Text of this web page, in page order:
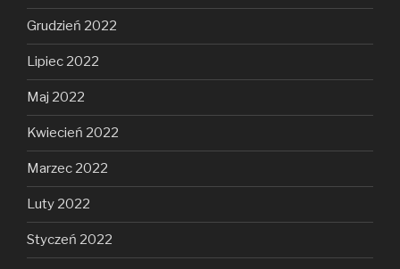
Grudzień 2022
Lipiec 2022
Maj 2022
Kwiecień 2022
Marzec 2022
Luty 2022
Styczeń 2022